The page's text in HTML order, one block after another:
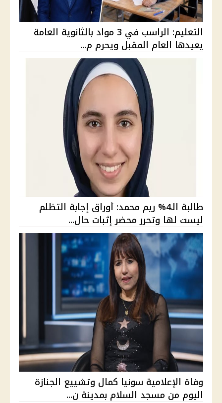
التعليم: الراسب في 3 مواد بالثانوية العامة
يعيدها العام المقبل ويحرم م...
طالبة الـ4% ريم محمد: أوراق إجابة التظلم
ليست لها وتحرر محضر إثبات حال...
وفاة الإعلامية سونيا كمال وتشييع الجنازة
اليوم من مسجد السلام بمدينة ن...